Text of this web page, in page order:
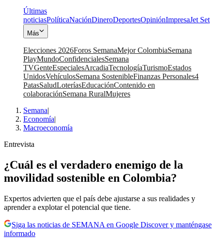
Últimas
noticiasPolíticaNaciónDineroDeportesOpiniónImpresaJet Set
Más
Elecciones 2026Foros SemanaMejor ColombiaSemana
PlayMundoConfidencialesSemana
TVGenteEspecialesArcadiaTecnologíaTurismoEstados
UnidosVehículosSemana SostenibleFinanzas Personales4
PatasSaludLoteríasEducaciónContenido en
colaboraciónSemana RuralMujeres
Semana|
Economía|
Macroeconomía
Entrevista
¿Cuál es el verdadero enemigo de la
movilidad sostenible en Colombia?
Expertos advierten que el país debe ajustarse a sus realidades y
aprender a explotar el potencial que tiene.
Siga las noticias de SEMANA en Google Discover y manténgase
informado